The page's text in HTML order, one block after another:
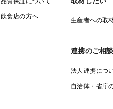
飲食店の方へ
生産者への取
連携のご相談
法人連携につ
自治体・省庁